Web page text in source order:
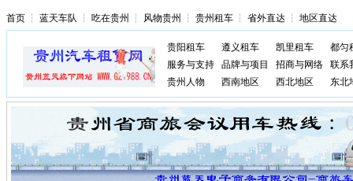
首页 ┆ 蓝天车队 ┆ 吃在贵州 ┆ 风物贵州 ┆ 贵州租车 ┆ 省外直达 ┆ 地区直达
贵阳租车 遵义租车 凯里租车
都匀
服务与支持
品牌与项目 招商与网络
联系
贵州人物
西南地区 西北地区 东北